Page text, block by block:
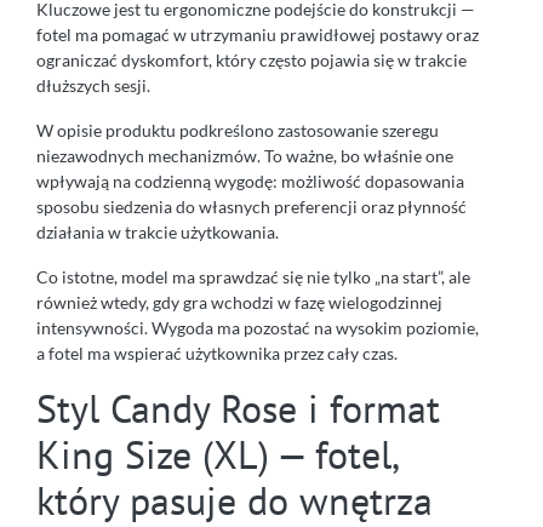
Kluczowe jest tu ergonomiczne podejście do konstrukcji —
fotel ma pomagać w utrzymaniu prawidłowej postawy oraz
ograniczać dyskomfort, który często pojawia się w trakcie
dłuższych sesji.
W opisie produktu podkreślono zastosowanie szeregu
niezawodnych mechanizmów. To ważne, bo właśnie one
wpływają na codzienną wygodę: możliwość dopasowania
sposobu siedzenia do własnych preferencji oraz płynność
działania w trakcie użytkowania.
Co istotne, model ma sprawdzać się nie tylko „na start”, ale
również wtedy, gdy gra wchodzi w fazę wielogodzinnej
intensywności. Wygoda ma pozostać na wysokim poziomie,
a fotel ma wspierać użytkownika przez cały czas.
Styl Candy Rose i format
King Size (XL) — fotel,
który pasuje do wnętrza